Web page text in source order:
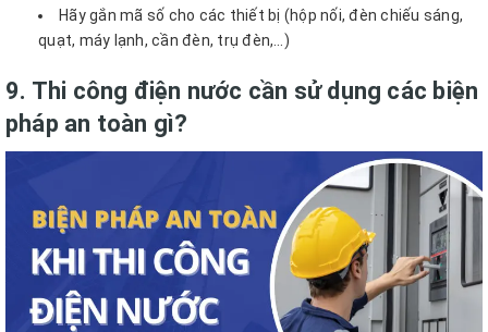
Hãy gắn mã số cho các thiết bị (hộp nối, đèn chiếu sáng,
quạt, máy lạnh, cần đèn, trụ đèn,…)
9. Thi công điện nước cần sử dụng các biện
pháp an toàn gì?